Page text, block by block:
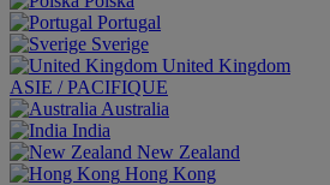
Portugal
Sverige
United Kingdom
ASIE / PACIFIQUE
Australia
India
New Zealand
Hong Kong